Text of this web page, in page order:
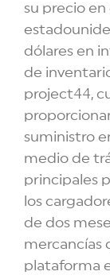
su precio
dólares en
de
project44,
suministro
medio de
principales
los
de dos
mercancías
plataforma